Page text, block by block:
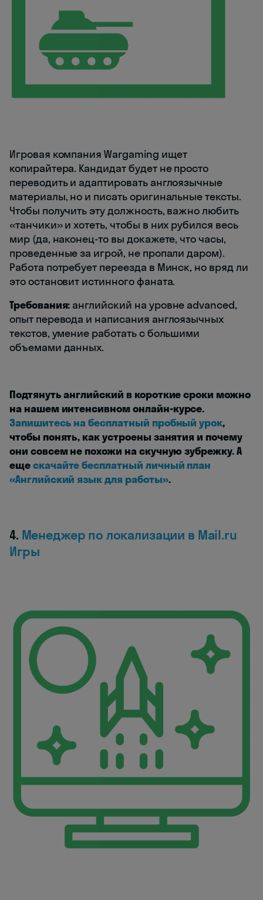
Игровая компания Wargaming ищет
копирайтера. Кандидат будет не просто
переводить и адаптировать англоязычные
материалы, но и писать оригинальные тексты.
Чтобы получить эту должность, важно любить
«танчики» и хотеть, чтобы в них рубился весь
мир (да, наконец-то вы докажете, что часы,
проведенные за игрой, не пропали даром).
Работа потребует переезда в Минск, но вряд ли
это остановит истинного фаната.
Требования: английский на уровне advanced,
опыт перевода и написания англоязычных
текстов, умение работать с большими
объемами данных.
Подтянуть английский в короткие сроки можно
на нашем интенсивном онлайн-курсе.
Запишитесь на бесплатный пробный урок,
чтобы понять, как устроены занятия и почему
они совсем не похожи на скучную зубрежку. А
ещескачайте бесплатный личный план
«Английский язык для работы».
4. Менеджер по локализации в Mail.ru
Игры